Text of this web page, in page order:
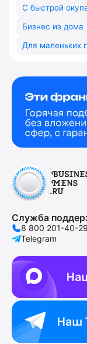
С быстрой
Бизнес из дома
Для маленьких
Служба
8 800 201-40-29
Telegram